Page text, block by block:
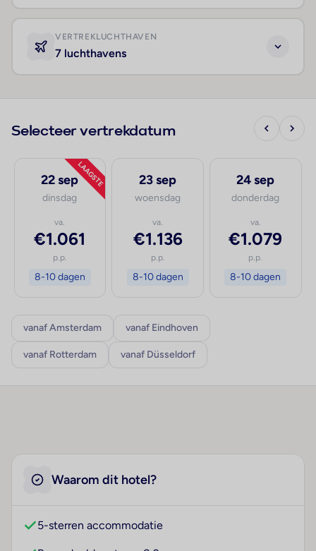
VERTREKLUCHTHAVEN
7 luchthavens
Selecteer vertrekdatum
LAAGSTE
22 sep
dinsdag
va.
€1.061
p.p.
8-10 dagen
23 sep
woensdag
va.
€1.136
p.p.
8-10 dagen
24 sep
donderdag
va.
€1.079
p.p.
8-10 dagen
vanaf Amsterdam vanaf Eindhoven
vanaf Rotterdam vanaf Düsseldorf
Waarom dit hotel?
5-sterren accommodatie